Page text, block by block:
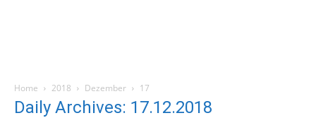
Home 2018 Dezember 17
Daily Archives: 17.12.2018